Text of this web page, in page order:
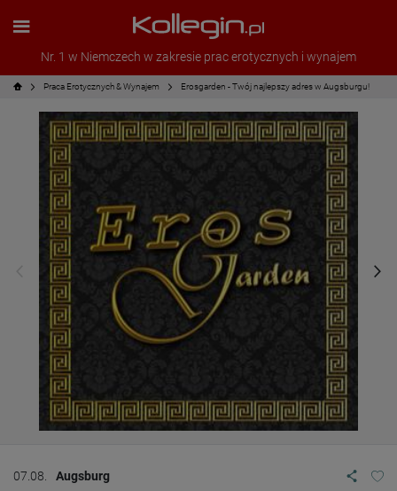
Nr. 1 w Niemczech w zakresie prac erotycznych i wynajem
Praca Erotycznych & Wynajem Erosgarden - Twój najlepszy adres w Augsburgu!
07.08. Augsburg